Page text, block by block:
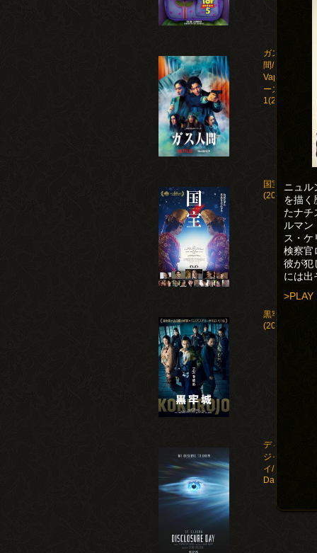
ガス人
間/Human
Vapor シ
ーズン
1(2026)
国宝
(2025)
黒牢城
(2026)
ディスクロー
ジャー・デ
イ/Disclosure
Day(2026)
ニュル
を描く
たナチ
ルマ
ス・
検察官
彼が犯
には出
>PLAY